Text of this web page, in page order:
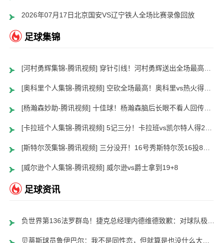
2026年07月17日北京国安VS辽宁铁人全场比赛录像回放
足球集锦
[河村勇辉集锦-腾讯视频] 穿针引线！河村勇辉送出全场最高12助攻 8中2拿到5分5板
[奥科里个人集锦-腾讯视频] 空砍全场最高！奥科里vs热火得27分4板
[杨瀚森妙助-腾讯视频] 十佳球！杨瀚森脑后长眼不看人回传助队友暴扣
[卡拉班个人集锦-腾讯视频] 5记三分！卡拉班vs凯尔特人得21+8
[斯特尔茨集锦-腾讯视频] 三分没开！16号秀斯特尔茨16投8中&三分8中2得到22分2板6助
[威尔逊个人集锦-腾讯视频] 威尔逊vs爵士拿到19+8
足球资讯
负世界第136法罗群岛！捷克总经理内德维德致歉：对球队极度失望
贝蒂斯球员鲁伊巴尔：我不是同性恋，但就算是也没什么大不了的